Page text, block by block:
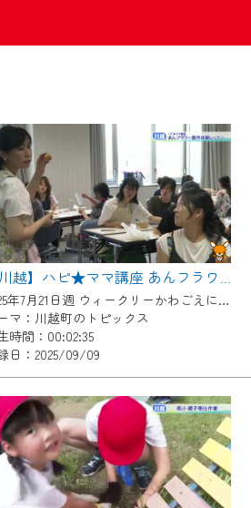
【川越】ハピ★ママ講座 あんフラワー製作体験レッスン
2025年7月21日週 ウィークリーかわごえにて放送
マ：川越町のトピックス
時間：00:02:35
日：2025/09/09
お
TV』は2024年9月24日からリ
まいの地域の動画コンテンツ
ら、いつでも・どこでも・
の地域情報番組をご視聴いた
様へのサービス向上のため、
ただくには、一部コンテンツを
CCNetマイページ※』へのログ
しくお願いいたします。